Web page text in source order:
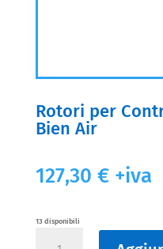
Rotori per
Bien Air
127,30 € +iva
13 disponibili